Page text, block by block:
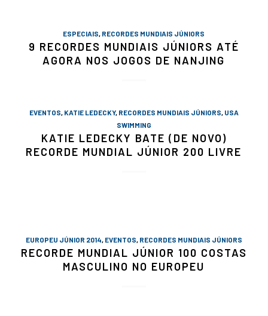
ESPECIAIS, RECORDES MUNDIAIS JÚNIORS
9 RECORDES MUNDIAIS JÚNIORS ATÉ
AGORA NOS JOGOS DE NANJING
EVENTOS, KATIE LEDECKY, RECORDES MUNDIAIS JÚNIORS, USA
SWIMMING
KATIE LEDECKY BATE (DE NOVO)
RECORDE MUNDIAL JÚNIOR 200 LIVRE
EUROPEU JÚNIOR 2014, EVENTOS, RECORDES MUNDIAIS JÚNIORS
RECORDE MUNDIAL JÚNIOR 100 COSTAS
MASCULINO NO EUROPEU